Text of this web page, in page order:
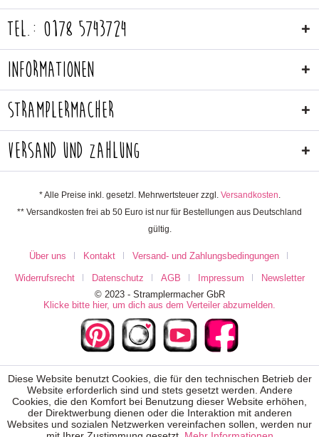
Tel.: 0178 5743724
Informationen
Stramplermacher
Versand und Zahlung
* Alle Preise inkl. gesetzl. Mehrwertsteuer zzgl. Versandkosten.
** Versandkosten frei ab 50 Euro ist nur für Bestellungen aus Deutschland
gültig.
Über uns Kontakt Versand- und Zahlungsbedingungen
Widerrufsrecht Datenschutz AGB Impressum
Newsletter
© 2023 - Stramplermacher GbR
Klicke bitte hier, um dich aus dem Verteiler abzumelden.
Diese Website benutzt Cookies, die für den technischen Betrieb der
Website erforderlich sind und stets gesetzt werden. Andere
Cookies, die den Komfort bei Benutzung dieser Website erhöhen,
der Direktwerbung dienen oder die Interaktion mit anderen
Websites und sozialen Netzwerken vereinfachen sollen, werden nur